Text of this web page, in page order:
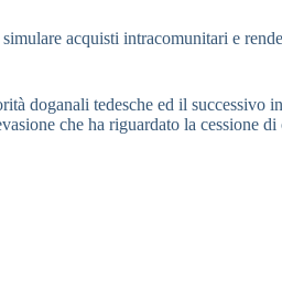
acquisti intracomunitari e
doganali tedesche ed il successivo
che ha riguardato la cessione